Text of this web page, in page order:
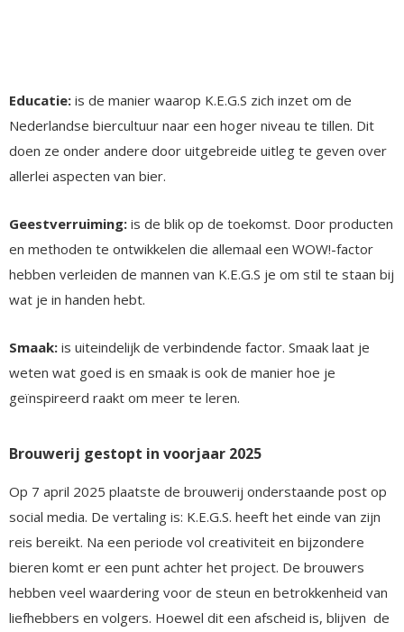
Educatie: is de manier waarop K.E.G.S zich inzet om de
Nederlandse biercultuur naar een hoger niveau te tillen. Dit
doen ze onder andere door uitgebreide uitleg te geven over
allerlei aspecten van bier.
Geestverruiming: is de blik op de toekomst. Door producten
en methoden te ontwikkelen die allemaal een WOW!-factor
hebben verleiden de mannen van K.E.G.S je om stil te staan bij
wat je in handen hebt.
Smaak: is uiteindelijk de verbindende factor. Smaak laat je
weten wat goed is en smaak is ook de manier hoe je
geïnspireerd raakt om meer te leren.
Brouwerij gestopt in voorjaar 2025
Op 7 april 2025 plaatste de brouwerij onderstaande post op
social media. De vertaling is: K.E.G.S. heeft het einde van zijn
reis bereikt. Na een periode vol creativiteit en bijzondere
bieren komt er een punt achter het project. De brouwers
hebben veel waardering voor de steun en betrokkenheid van
liefhebbers en volgers. Hoewel dit een afscheid is, blijven de